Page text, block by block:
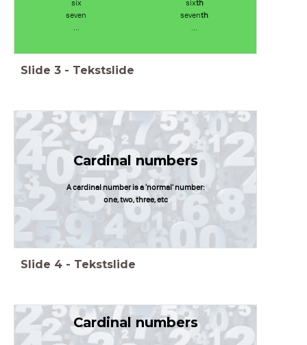
six
seven
...
sixth
seventh
...
Slide 3 - Tekstslide
Cardinal numbers
A cardinal number is a 'normal' number:
one, two, three, etc
Slide 4 - Tekstslide
Cardinal numbers